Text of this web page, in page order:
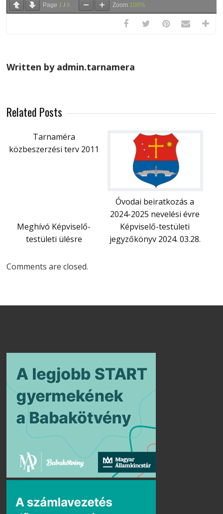
Page 1 / 6 Zoom 100%
Written by admin.tarnamera
Related Posts
Tarnaméra
közbeszerzési terv 2011
Óvodai beiratkozás a
2024-2025 nevelési évre
Meghívó Képviselő-
testületi ülésre
Képviselő-testületi
jegyzőkönyv 2024. 03.28.
Comments are closed.